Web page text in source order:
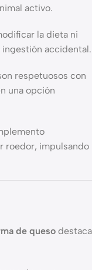
activo.
la dieta ni
accidental.
respetuosos con
una opción
roedor, impulsando
de queso destaca